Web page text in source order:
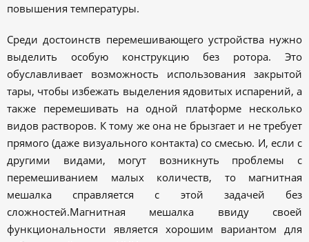
повышения температуры.
Среди достоинств перемешивающего устройства нужно
выделить особую конструкцию без ротора. Это
обуславливает возможность использования закрытой
тары, чтобы избежать выделения ядовитых испарений, а
также перемешивать на одной платформе несколько
видов растворов. К тому же она не брызгает и не требует
прямого (даже визуального контакта) со смесью. И, если с
другими видами, могут возникнуть проблемы с
перемешиванием малых количеств, то магнитная
мешалка справляется с этой задачей без
сложностей.Магнитная мешалка ввиду своей
функциональности является хорошим вариантом для